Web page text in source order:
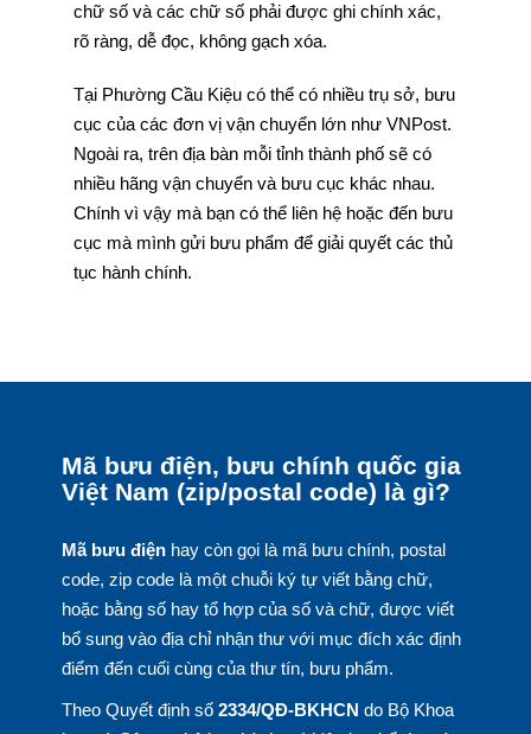
chữ số và các chữ số phải được ghi chính xác,
rõ ràng, dễ đọc, không gạch xóa.
Tại Phường Cầu Kiệu có thể có nhiều trụ sở, bưu
cục của các đơn vị vận chuyển lớn như VNPost.
Ngoài ra, trên địa bàn mỗi tỉnh thành phố sẽ có
nhiều hãng vận chuyển và bưu cục khác nhau.
Chính vì vậy mà bạn có thể liên hệ hoặc đến bưu
cục mà mình gửi bưu phẩm để giải quyết các thủ
tục hành chính.
Mã bưu điện, bưu chính quốc gia
Việt Nam (zip/postal code) là gì?
Mã bưu điệnhay còn gọi là mã bưu chính, postal
code, zip code là một chuỗi ký tự viết bằng chữ,
hoặc bằng số hay tổ hợp của số và chữ, được viết
bổ sung vào địa chỉ nhận thư với mục đích xác định
điểm đến cuối cùng của thư tín, bưu phẩm.
Theo Quyết định số 2334/QĐ-BKHCN do Bộ Khoa